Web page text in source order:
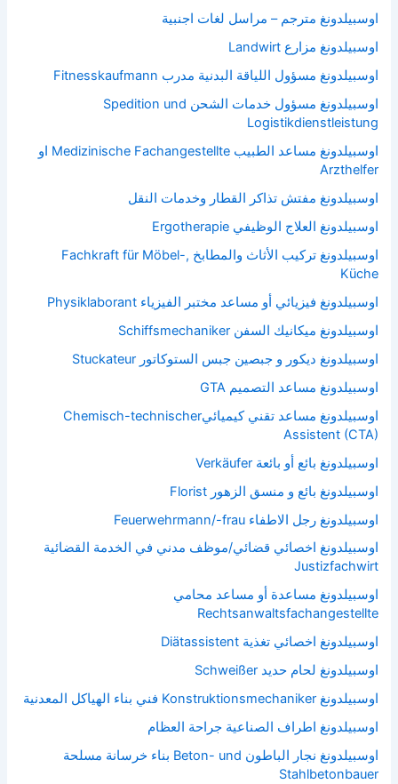
اوسبيلدونغ مترجم – مراسل لغات اجنبية
اوسبيلدونغ مزارع Landwirt
اوسبيلدونغ مسؤول اللياقة البدنية مدرب Fitnesskaufmann
اوسبيلدونغ مسؤول خدمات الشحن Spedition und
Logistikdienstleistung
اوسبيلدونغ مساعد الطبيب Medizinische Fachangestellte او
Arzthelfer
اوسبيلدونغ مفتش تذاكر القطار وخدمات النقل
اوسبيلدونغ العلاج الوظيفي Ergotherapie
اوسبيلدونغ تركيب الأثاث والمطابخ Fachkraft für Möbel-,
Küche
اوسبيلدونغ فيزيائي أو مساعد مختبر الفيزياء Physiklaborant
اوسبيلدونغ ميكانيك السفن Schiffsmechaniker
اوسبيلدونغ ديكور و جبصين جبس الستوكاتور Stuckateur
اوسبيلدونغ مساعد التصميم GTA
اوسبيلدونغ مساعد تقني كيميائيChemisch-technischer
Assistent (CTA)
اوسبيلدونغ بائع أو بائعة Verkäufer
اوسبيلدونغ بائع و منسق الزهور Florist
اوسبيلدونغ رجل الاطفاء Feuerwehrmann/-frau
اوسبيلدونغ اخصائي قضائي/موظف مدني في الخدمة القضائية
Justizfachwirt
اوسبيلدونغ مساعدة أو مساعد محامي
Rechtsanwaltsfachangestellte
اوسبيلدونغ اخصائي تغذية Diätassistent
اوسبيلدونغ لحام حديد Schweißer
اوسبيلدونغ Konstruktionsmechaniker فني بناء الهياكل المعدنية
اوسبيلدونغ اطراف الصناعية جراحة العظام
اوسبيلدونغ نجار الباطون Beton- und بناء خرسانة مسلحة
Stahlbetonbauer